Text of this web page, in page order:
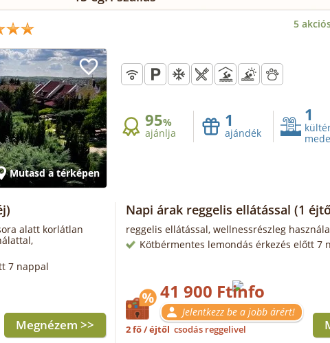
5
Mutasd a térképen
95%
ajánlja
1
ajándék
1
alatt korlátlan
7 nappal
Megnézem >>
Napi árak reggelis ellátással (1
reggelis ellátással, wellnessrészleg
Kötbérmentes lemondás érkezés előtt 7
41 900 Ft
Jelentkezz be a jobb árért!
2 fő / éjtől csodás reggelivel